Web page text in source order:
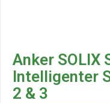
Anker SOLIX
Intelligenter
2 & 3